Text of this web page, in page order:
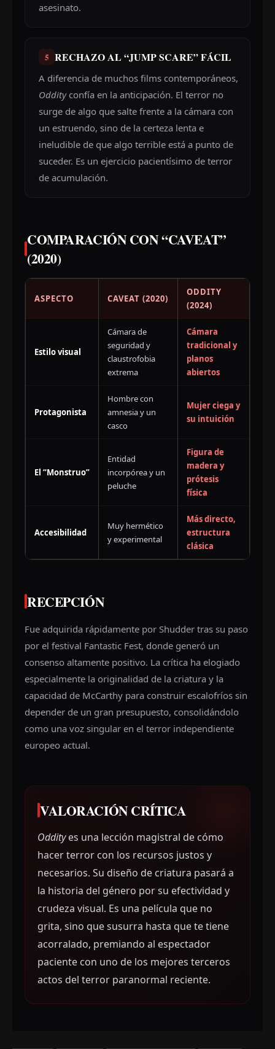
asesinato.
5 RECHAZO AL “JUMP SCARE” FÁCIL
A diferencia de muchos films contemporáneos,
Oddityconfía en la anticipación. El terror no
surge de algo que salte frente a la cámara con
un estruendo, sino de la certeza lenta e
ineludible de que algo terrible está a punto de
suceder. Es un ejercicio pacientísimo de terror
de acumulación.
COMPARACIÓN CON “CAVEAT”
(2020)
ASPECTO CAVEAT (2020)
ODDITY
(2024)
Estilo visual
Cámara de
seguridad y
claustrofobia
extrema
Cámara
tradicional y
planos
abiertos
Protagonista
Hombre con
amnesia y un
casco
Mujer ciega y
su intuición
El “Monstruo”
Entidad
incorpórea y un
peluche
Figura de
madera y
prótesis
física
Accesibilidad
Muy hermético
y experimental
Más directo,
estructura
clásica
RECEPCIÓN
Fue adquirida rápidamente por Shudder tras su paso
por el festival Fantastic Fest, donde generó un
consenso altamente positivo. La crítica ha elogiado
especialmente la originalidad de la criatura y la
capacidad de McCarthy para construir escalofríos sin
depender de un gran presupuesto, consolidándolo
como una voz singular en el terror independiente
europeo actual.
VALORACIÓN CRÍTICA
Oddityes una lección magistral de cómo
hacer terror con los recursos justos y
necesarios. Su diseño de criatura pasará a
la historia del género por su efectividad y
crudeza visual. Es una película que no
grita, sino que susurra hasta que te tiene
acorralado, premiando al espectador
paciente con uno de los mejores terceros
actos del terror paranormal reciente.